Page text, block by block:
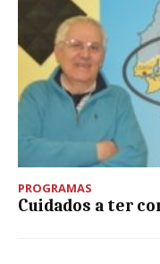
PROGRAMAS
Cuidados a ter